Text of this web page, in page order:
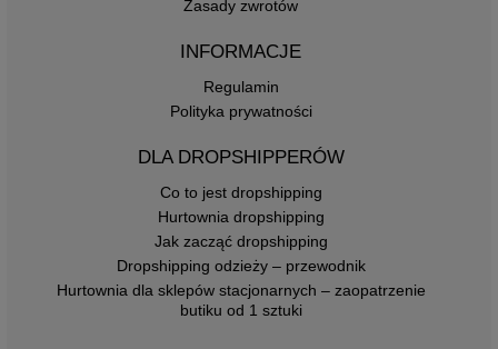
Zasady zwrotów
INFORMACJE
Regulamin
Polityka prywatności
DLA DROPSHIPPERÓW
Co to jest dropshipping
Hurtownia dropshipping
Jak zacząć dropshipping
Dropshipping odzieży – przewodnik
Hurtownia dla sklepów stacjonarnych – zaopatrzenie
butiku od 1 sztuki